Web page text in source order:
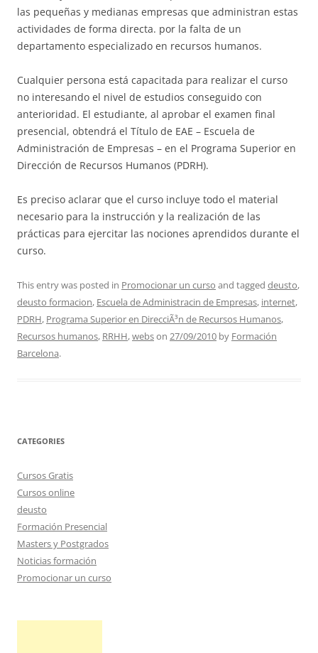
las pequeñas y medianas empresas que administran estas
actividades de forma directa. por la falta de un
departamento especializado en recursos humanos.
Cualquier persona está capacitada para realizar el curso
no interesando el nivel de estudios conseguido con
anterioridad. El estudiante, al aprobar el examen final
presencial, obtendrá el Título de EAE – Escuela de
Administración de Empresas – en el Programa Superior en
Dirección de Recursos Humanos (PDRH).
Es preciso aclarar que el curso incluye todo el material
necesario para la instrucción y la realización de las
prácticas para ejercitar las nociones aprendidos durante el
curso.
This entry was posted in Promocionar un curso and tagged deusto,
deusto formacion, Escuela de Administracin de Empresas, internet,
PDRH, Programa Superior en DirecciÃ³n de Recursos Humanos,
Recursos humanos, RRHH,webson 27/09/2010 by Formación
Barcelona.
CATEGORIES
Cursos Gratis
Cursos online
deusto
Formación Presencial
Masters y Postgrados
Noticias formación
Promocionar un curso